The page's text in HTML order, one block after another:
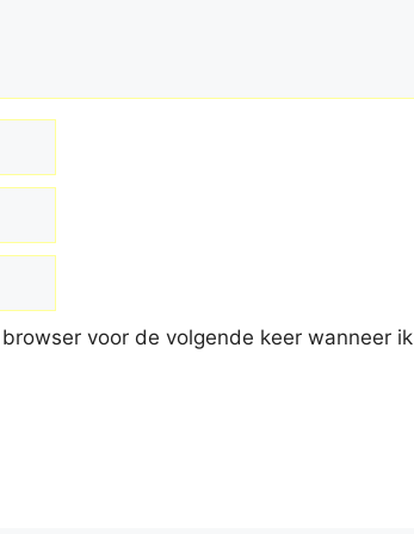
voor de volgende keer wanneer ik